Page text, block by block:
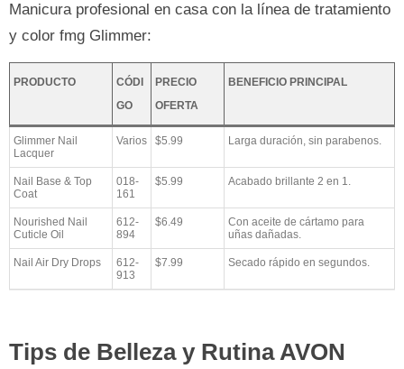
Manicura profesional en casa con la línea de tratamiento
y color fmg Glimmer:
PRODUCTO
CÓDI
GO
PRECIO
OFERTA
BENEFICIO PRINCIPAL
Glimmer Nail
Lacquer
Varios $5.99 Larga duración, sin parabenos.
Nail Base & Top
Coat
018-
161
$5.99 Acabado brillante 2 en 1.
Nourished Nail
Cuticle Oil
612-
894
$6.49
Con aceite de cártamo para
uñas dañadas.
Nail Air Dry Drops
612-
913
$7.99 Secado rápido en segundos.
Tips de Belleza y Rutina AVON